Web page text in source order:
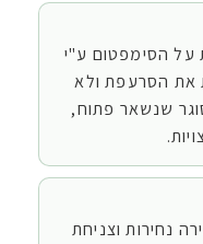
על הסימפטום ע"י
את הסרעפת ולא
שנשאר פתוח,
נחירות וצניחת